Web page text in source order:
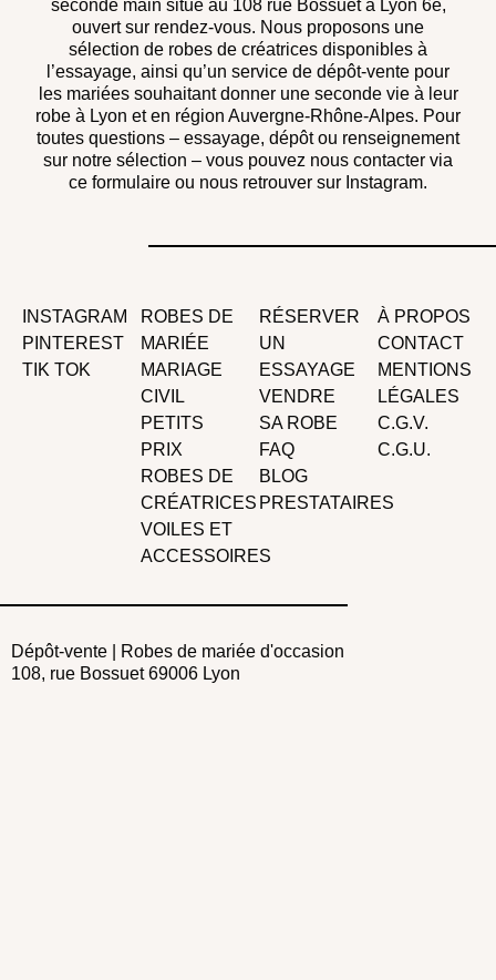
seconde main situé au 108 rue Bossuet à Lyon 6e,
ouvert sur rendez-vous. Nous proposons une
sélection de robes de créatrices disponibles à
l’essayage, ainsi qu’un service de dépôt-vente pour
les mariées souhaitant donner une seconde vie à leur
robe à Lyon et en région Auvergne-Rhône-Alpes. Pour
toutes questions – essayage, dépôt ou renseignement
sur notre sélection – vous pouvez nous contacter via
ce formulaire ou nous retrouver sur Instagram.
INSTAGRAM
PINTEREST
TIK TOK
ROBES DE
MARIÉE
MARIAGE
CIVIL
PETITS
PRIX
ROBES DE
CRÉATRICES
VOILES ET
ACCESSOIRES
RÉSERVER
UN
ESSAYAGE
VENDRE
SA ROBE
FAQ
BLOG
PRESTATAIRES
À PROPOS
CONTACT
MENTIONS
LÉGALES
C.G.V.
C.G.U.
Dépôt-vente | Robes de mariée d'occasion
108, rue Bossuet 69006 Lyon